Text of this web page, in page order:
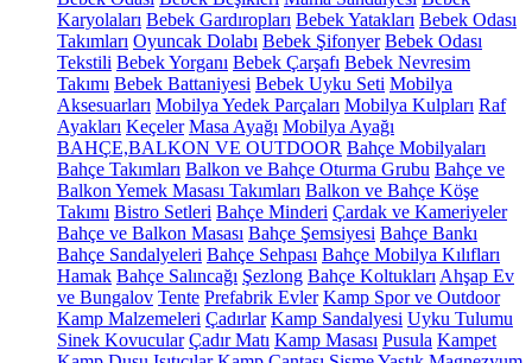
Karyolaları Bebek Gardıropları Bebek Yatakları Bebek Odası
Takımları Oyuncak Dolabı Bebek Şifonyer Bebek Odası
Tekstili Bebek Yorganı Bebek Çarşafı Bebek Nevresim
Takımı Bebek Battaniyesi Bebek Uyku Seti Mobilya
Aksesuarları Mobilya Yedek Parçaları Mobilya Kulpları Raf
Ayakları Keçeler Masa Ayağı Mobilya Ayağı
BAHÇE,BALKON VE OUTDOOR Bahçe Mobilyaları
Bahçe Takımları Balkon ve Bahçe Oturma Grubu Bahçe ve
Balkon Yemek Masası Takımları Balkon ve Bahçe Köşe
Takımı Bistro Setleri Bahçe Minderi Çardak ve Kameriyeler
Bahçe ve Balkon Masası Bahçe Şemsiyesi Bahçe Bankı
Bahçe Sandalyeleri Bahçe Sehpası Bahçe Mobilya Kılıfları
Hamak Bahçe Salıncağı Şezlong Bahçe Koltukları Ahşap Ev
ve Bungalov Tente Prefabrik Evler Kamp Spor ve Outdoor
Kamp Malzemeleri Çadırlar Kamp Sandalyesi Uyku Tulumu
Sinek Kovucular Çadır Matı Kamp Masası Pusula Kampet